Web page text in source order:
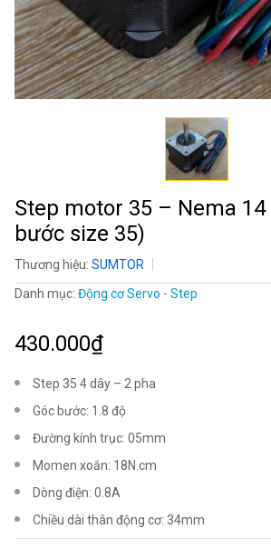
Step motor 35 – Nema
bước size 35)
Thương hiệu: SUMTOR
Danh mục: Động cơ Servo - Step
430.000₫
Step 35 4 dây – 2 pha
Góc bước: 1.8 độ
Đường kính trục: 05mm
Momen xoắn: 18N.cm
Dòng điện: 0.8A
Chiều dài thân động cơ: 34mm